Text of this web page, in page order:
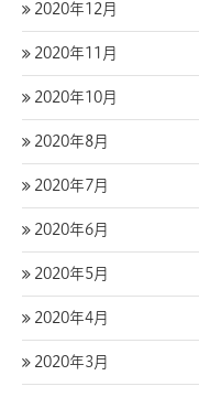
2020年12月
2020年11月
2020年10月
2020年8月
2020年7月
2020年6月
2020年5月
2020年4月
2020年3月